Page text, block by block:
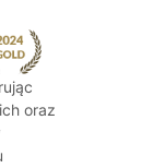
oraz